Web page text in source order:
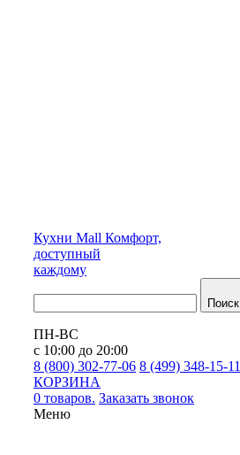
Кухни Mall Комфорт,
доступный
каждому
Поиск
ПН-ВС
с 10:00 до 20:00
8 (800) 302-77-06 8 (499) 348-15-11
КОРЗИНА
0 товаров. Заказать звонок
Меню